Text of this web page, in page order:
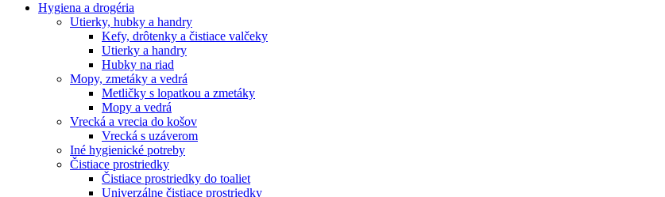
Hygiena a drogéria
Utierky, hubky a handry
Kefy, drôtenky a čistiace valčeky
Utierky a handry
Hubky na riad
Mopy, zmetáky a vedrá
Metličky s lopatkou a zmetáky
Mopy a vedrá
Vrecká a vrecia do košov
Vrecká s uzáverom
Iné hygienické potreby
Čistiace prostriedky
Čistiace prostriedky do toaliet
Univerzálne čistiace prostriedky